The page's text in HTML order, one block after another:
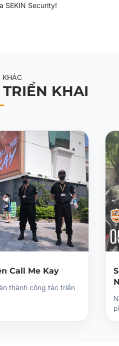
SEKIN Security!
KHÁC
KHAI
Call Me Kay
thành công tác triển